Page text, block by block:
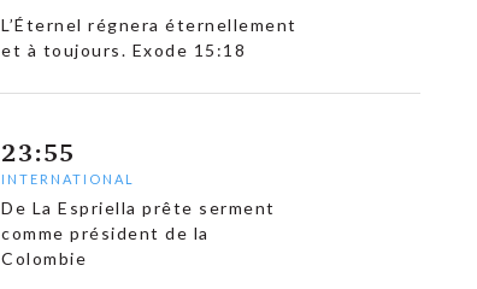
L’Éternel régnera éternellement
et à toujours. Exode 15:18
23:55
INTERNATIONAL
De La Espriella prête serment
comme président de la
Colombie